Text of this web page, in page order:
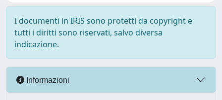
I documenti in IRIS sono protetti da copyright e
tutti i diritti sono riservati, salvo diversa
indicazione.
Informazioni